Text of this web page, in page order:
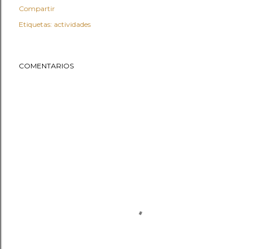
Compartir
Etiquetas: actividades
COMENTARIOS